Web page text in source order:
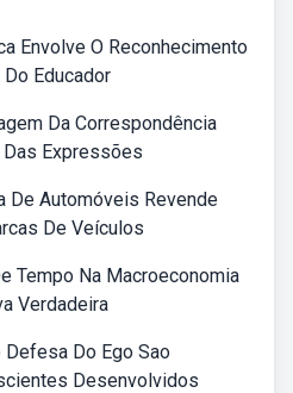
Envolve O Reconhecimento
Educador
Da Correspondência
Expressões
De Automóveis Revende
De Veículos
Tempo Na Macroeconomia
Verdadeira
Do Ego Sao
Desenvolvidos